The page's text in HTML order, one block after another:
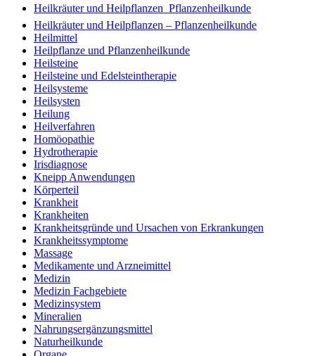
Heilkräuter und Heilpflanzen  Pflanzenheilkunde
Heilkräuter und Heilpflanzen – Pflanzenheilkunde
Heilmittel
Heilpflanze und Pflanzenheilkunde
Heilsteine
Heilsteine und Edelsteintherapie
Heilsysteme
Heilsysten
Heilung
Heilverfahren
Homöopathie
Hydrotherapie
Irisdiagnose
Kneipp Anwendungen
Körperteil
Krankheit
Krankheiten
Krankheitsgründe und Ursachen von Erkrankungen
Krankheitssymptome
Massage
Medikamente und Arzneimittel
Medizin
Medizin Fachgebiete
Medizinsystem
Mineralien
Nahrungsergänzungsmittel
Naturheilkunde